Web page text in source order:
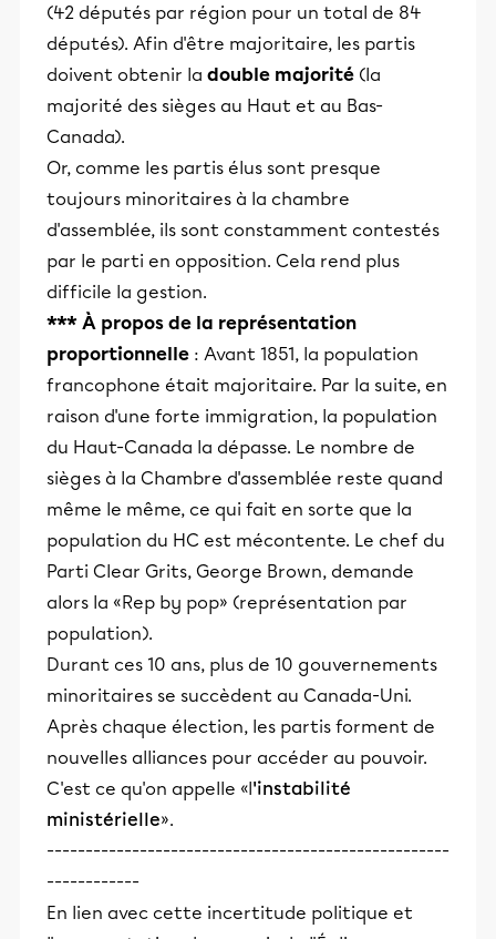
(42 députés par région pour un total de 84
députés). Afin d'être majoritaire, les partis
doivent obtenir la double majorité (la
majorité des sièges au Haut et au Bas-
Canada).
Or, comme les partis élus sont presque
toujours minoritaires à la chambre
d'assemblée, ils sont constamment contestés
par le parti en opposition. Cela rend plus
difficile la gestion.
*** À propos de la représentation
proportionnelle : Avant 1851, la population
francophone était majoritaire. Par la suite, en
raison d'une forte immigration, la population
du Haut-Canada la dépasse. Le nombre de
sièges à la Chambre d'assemblée reste quand
même le même, ce qui fait en sorte que la
population du HC est mécontente. Le chef du
Parti Clear Grits, George Brown, demande
alors la «Rep by pop» (représentation par
population).
Durant ces 10 ans, plus de 10 gouvernements
minoritaires se succèdent au Canada-Uni.
Après chaque élection, les partis forment de
nouvelles alliances pour accéder au pouvoir.
C'est ce qu'on appelle «l'instabilité
ministérielle».
----------------------------------------------------
------------
En lien avec cette incertitude politique et